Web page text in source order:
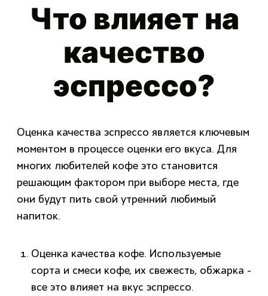
Что влияет на
качество
эспрессо?
Оценка качества эспрессо является ключевым
моментом в процессе оценки его вкуса. Для
многих любителей кофе это становится
решающим фактором при выборе места, где
они будут пить свой утренний любимый
напиток.
Оценка качества кофе. Используемые
сорта и смеси кофе, их свежесть, обжарка -
все это влияет на вкус эспрессо.